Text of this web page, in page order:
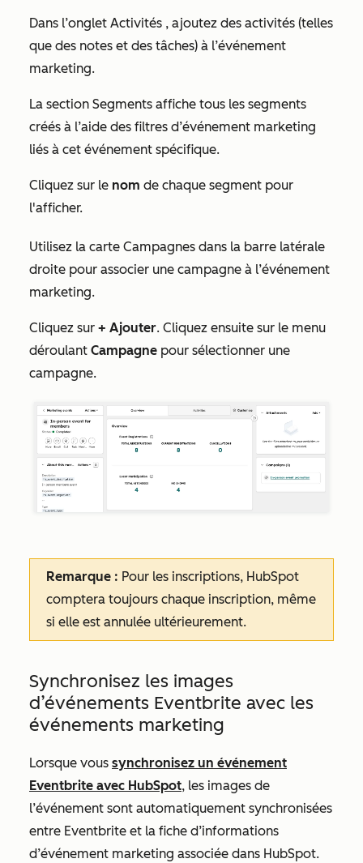
Dans l’onglet Activités , ajoutez des activités (telles
que des notes et des tâches) à l’événement
marketing.
La section Segments affiche tous les segments
créés à l’aide des filtres d’événement marketing
liés à cet événement spécifique.
Cliquez sur le nom de chaque segment pour
l'afficher.
Utilisez la carte Campagnes dans la barre latérale
droite pour associer une campagne à l’événement
marketing.
Cliquez sur + Ajouter. Cliquez ensuite sur le menu
déroulant Campagne pour sélectionner une
campagne.
Remarque : Pour les inscriptions, HubSpot
comptera toujours chaque inscription, même
si elle est annulée ultérieurement.
Synchronisez les images
d’événements Eventbrite avec les
événements marketing
Lorsque vous synchronisez un événement
Eventbrite avec HubSpot, les images de
l’événement sont automatiquement synchronisées
entre Eventbrite et la fiche d’informations
d’événement marketing associée dans HubSpot.